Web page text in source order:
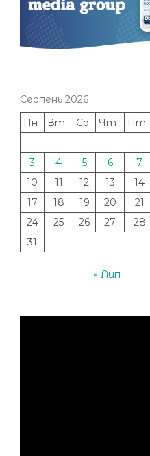
Серпень 2026
Пн
Вт Ср Чт Пт
3
4 5 6 7
10
11 12 13 14
17
18 19 20 21
24
25 26 27 28
31
« Лип